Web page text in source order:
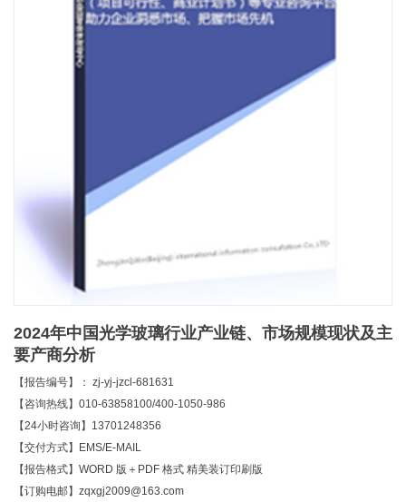
2024年中国光学玻璃行业产业链、市场规模现状及主
要产商分析
【报告编号】： zj-yj-jzcl-681631
【咨询热线】010-63858100/400-1050-986
【24小时咨询】13701248356
【交付方式】EMS/E-MAIL
【报告格式】WORD 版＋PDF 格式 精美装订印刷版
【订购电邮】zqxgj2009@163.com